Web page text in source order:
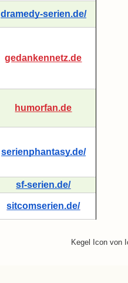
dramedy-serien.de/
gedankennetz.de
humorfan.de
serienphantasy.de/
sf-serien.de/
sitcomserien.de/
Kegel Icon von